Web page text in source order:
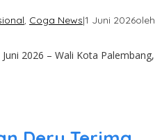
, Coga News|1 Juni 2026oleh
2026 – Wali Kota Palembang,